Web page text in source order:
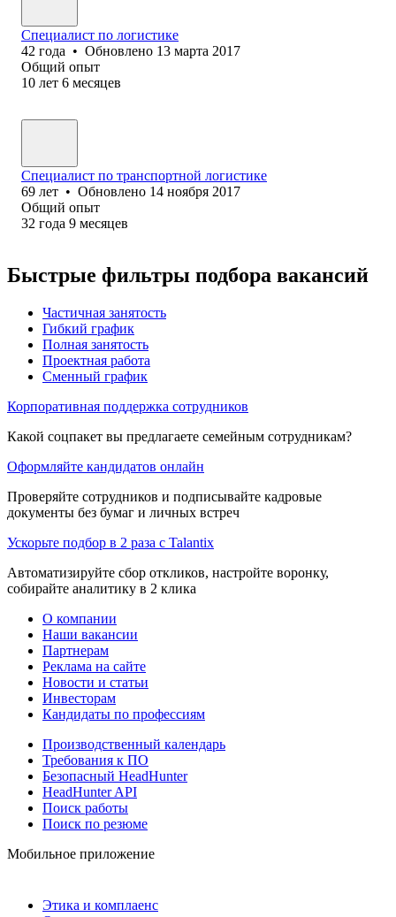
Специалист по логистике
42 года • Обновлено 13 марта 2017
Общий опыт
10 лет 6 месяцев
Специалист по транспортной логистике
69 лет • Обновлено 14 ноября 2017
Общий опыт
32 года 9 месяцев
Быстрые фильтры подбора вакансий
Частичная занятость
Гибкий график
Полная занятость
Проектная работа
Сменный график
Корпоративная поддержка сотрудников
Какой соцпакет вы предлагаете семейным сотрудникам?
Оформляйте кандидатов онлайн
Проверяйте сотрудников и подписывайте кадровые
документы без бумаг и личных встреч
Ускорьте подбор в 2 раза с Talantix
Автоматизируйте сбор откликов, настройте воронку,
собирайте аналитику в 2 клика
О компании
Наши вакансии
Партнерам
Реклама на сайте
Новости и статьи
Инвесторам
Кандидаты по профессиям
Производственный календарь
Требования к ПО
Безопасный HeadHunter
HeadHunter API
Поиск работы
Поиск по резюме
Мобильное приложение
Этика и комплаенс